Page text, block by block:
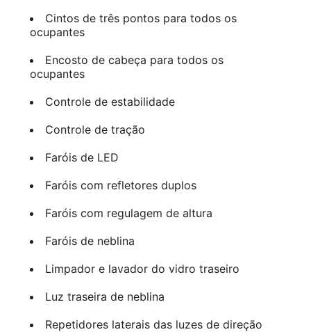
Cintos de três pontos para todos os
ocupantes
Encosto de cabeça para todos os
ocupantes
Controle de estabilidade
Controle de tração
Faróis de LED
Faróis com refletores duplos
Faróis com regulagem de altura
Faróis de neblina
Limpador e lavador do vidro traseiro
Luz traseira de neblina
Repetidores laterais das luzes de direção